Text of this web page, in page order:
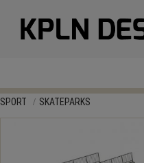
SPORT SKATEPARKS